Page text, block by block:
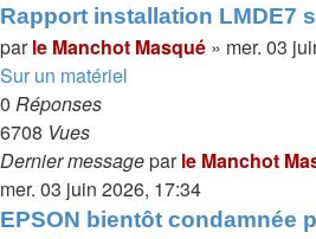
Rapport installation LMDE7
parle Manchot Masqué » mer. 03
Sur un matériel
0 Réponses
6708 Vues
Dernier messageparle Manchot
mer. 03 juin 2026, 17:34
EPSON bientôt condamnée